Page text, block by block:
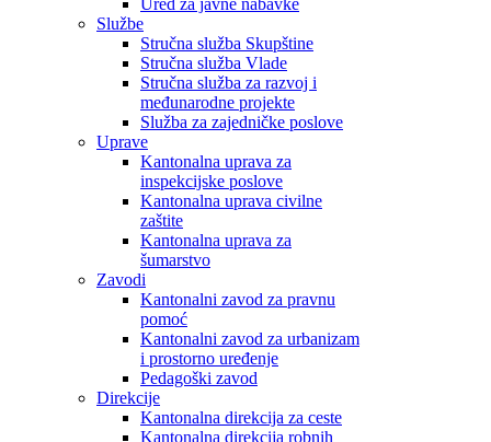
Ured za javne nabavke
Službe
Stručna služba Skupštine
Stručna služba Vlade
Stručna služba za razvoj i
međunarodne projekte
Služba za zajedničke poslove
Uprave
Kantonalna uprava za
inspekcijske poslove
Kantonalna uprava civilne
zaštite
Kantonalna uprava za
šumarstvo
Zavodi
Kantonalni zavod za pravnu
pomoć
Kantonalni zavod za urbanizam
i prostorno uređenje
Pedagoški zavod
Direkcije
Kantonalna direkcija za ceste
Kantonalna direkcija robnih